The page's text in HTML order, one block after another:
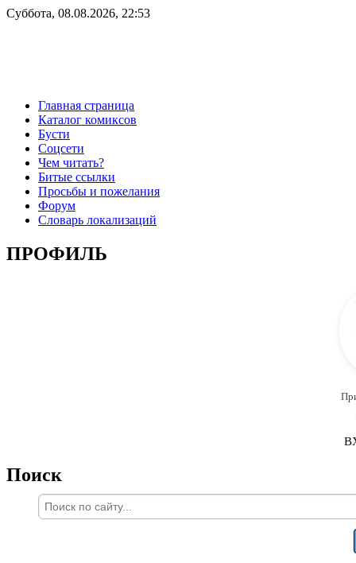
Суббота, 08.08.2026, 22:53
Главная страница
Каталог комиксов
Бусти
Соцсети
Чем читать?
Битые ссылки
Просьбы и пожелания
Форум
Словарь локализаций
ПРОФИЛЬ
Поиск